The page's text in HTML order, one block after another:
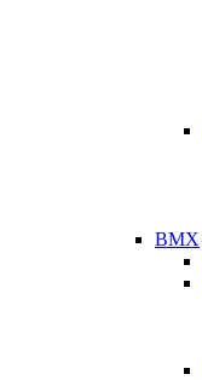
BMX